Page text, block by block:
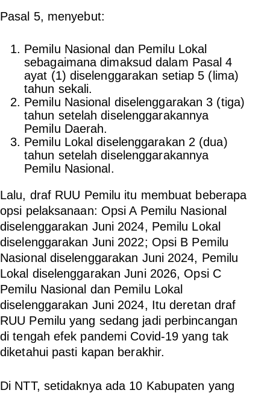
Pasal 5, menyebut:
Pemilu Nasional dan Pemilu Lokal
sebagaimana dimaksud dalam Pasal 4
ayat (1) diselenggarakan setiap 5 (lima)
tahun sekali.
Pemilu Nasional diselenggarakan 3 (tiga)
tahun setelah diselenggarakannya
Pemilu Daerah.
Pemilu Lokal diselenggarakan 2 (dua)
tahun setelah diselenggarakannya
Pemilu Nasional.
Lalu, draf RUU Pemilu itu membuat beberapa
opsi pelaksanaan: Opsi A Pemilu Nasional
diselenggarakan Juni 2024, Pemilu Lokal
diselenggarakan Juni 2022; Opsi B Pemilu
Nasional diselenggarakan Juni 2024, Pemilu
Lokal diselenggarakan Juni 2026, Opsi C
Pemilu Nasional dan Pemilu Lokal
diselenggarakan Juni 2024, Itu deretan draf
RUU Pemilu yang sedang jadi perbincangan
di tengah efek pandemi Covid-19 yang tak
diketahui pasti kapan berakhir.
Di NTT, setidaknya ada 10 Kabupaten yang